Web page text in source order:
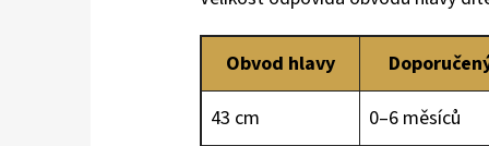
Obvod hlavy
43 cm
0–6 měsíců